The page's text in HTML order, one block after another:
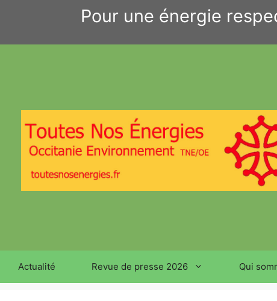
Pour une énergie
Actualité Revue de presse 2026 Qui